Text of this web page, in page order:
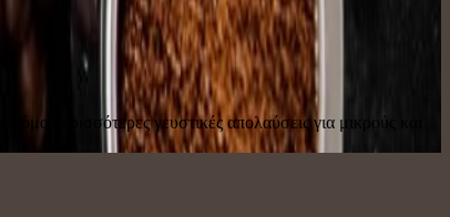
περισσότερες γευστικές απολαύσεις για μικρούς και